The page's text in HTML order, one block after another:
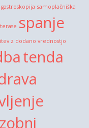
samoplačniška
spanje
z dodano vrednostjo
tenda
zobni